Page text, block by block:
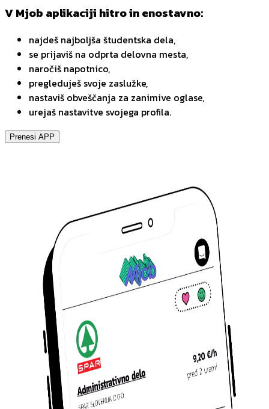
V Mjob aplikaciji hitro in enostavno:
najdeš najboljša študentska dela,
se prijaviš na odprta delovna mesta,
naročiš napotnico,
pregleduješ svoje zaslužke,
nastaviš obveščanja za zanimive oglase,
urejaš nastavitve svojega profila.
Prenesi APP